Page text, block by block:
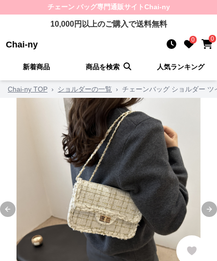
チェーン バッグ専門通販サイトChai-ny
10,000円以上のご購入で送料無料
Chai-ny 0 0
新着商品 商品を検索 人気ランキング
Chai-ny TOP › ショルダーの一覧 › チェーンバッグ ショルダー
Previous slide